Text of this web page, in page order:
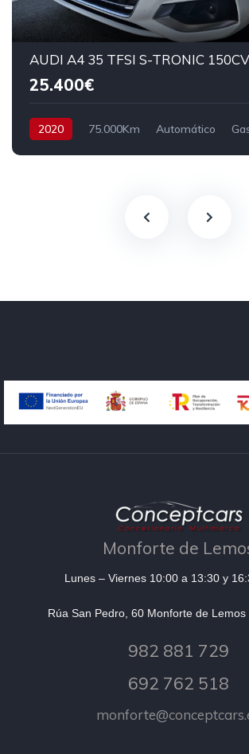
AUDI A4 35 TFSI S-TRONIC
25.400€
2020 75.000Km Automático
Monforte de
Lunes – Viernes 10:00 a 13:30 y
Rúa San Pedro, 60 Monforte de
982 881 729
692 762 518